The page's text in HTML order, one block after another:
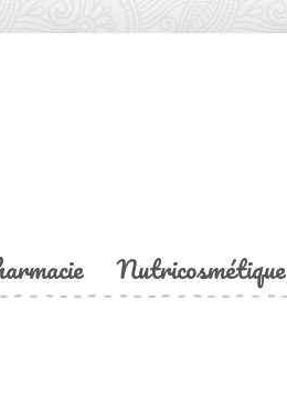
Nutricosmétique